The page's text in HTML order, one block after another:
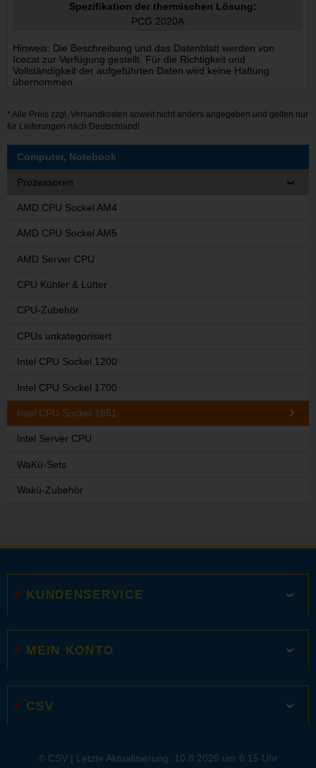
Spezifikation der thermischen Lösung:
PCG 2020A
Hinweis: Die Beschreibung und das Datenblatt werden von
Icecat zur Verfügung gestellt. Für die Richtigkeit und
Vollständigkeit der aufgeführten Daten wird keine Haftung
übernommen.
* Alle Preis zzgl. Versandkosten soweit nicht anders angegeben und gelten nur
für Lieferungen nach Deutschland!
Computer, Notebook
Prozessoren
AMD CPU Sockel AM4
AMD CPU Sockel AM5
AMD Server CPU
CPU Kühler & Lüfter
CPU-Zubehör
CPUs unkategorisiert
Intel CPU Sockel 1200
Intel CPU Sockel 1700
Intel CPU Sockel 1851
Intel Server CPU
WaKü-Sets
Wakü-Zubehör
KUNDENSERVICE
MEIN KONTO
CSV
© CSV | Letzte Aktualisierung: 10.8.2026 um 6:15 Uhr